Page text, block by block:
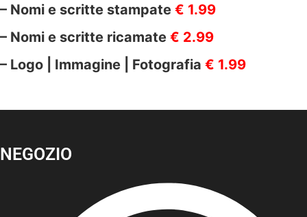
– Nomi e scritte stampate € 1.99
– Nomi e scritte ricamate € 2.99
– Logo | Immagine | Fotografia € 1.99
NEGOZIO